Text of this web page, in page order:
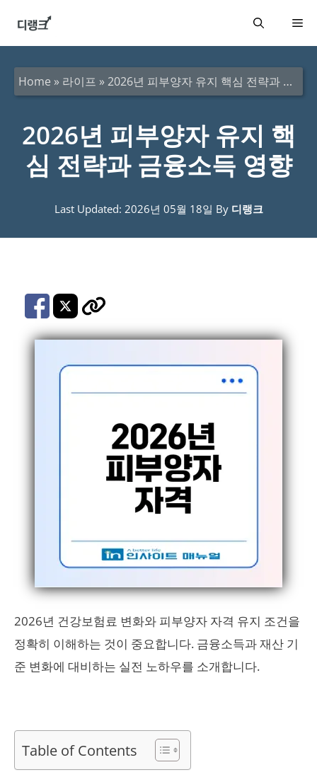
메
Home » 라이프 »2026년 피부양자 유지 핵심 전략과 금융소득 영향
2026년 피부양자 유지 핵
심 전략과 금융소득 영향
Last Updated: 2026년 05월 18일 By 디랭크
2026년 건강보험료 변화와 피부양자 자격 유지 조건을
정확히 이해하는 것이 중요합니다. 금융소득과 재산 기
준 변화에 대비하는 실전 노하우를 소개합니다.
Table of Contents